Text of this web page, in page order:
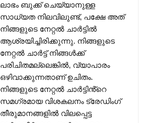
ലാഭം ബുക്ക് ചെയ്യാനുള്ള
സാധ്യത നിലവിലുണ്ട്, പക്ഷേ അത്
നിങ്ങളുടെ നേറ്റൽ ചാർട്ടിൽ
ആശ്രയിച്ചിരിക്കുന്നു. നിങ്ങളുടെ
നേറ്റൽ ചാർട്ട് നിങ്ങൾക്ക്
പരിചിതമല്ലെങ്കിൽ, വ്യാപാരം
ഒഴിവാക്കുന്നതാണ് ഉചിതം.
നിങ്ങളുടെ നേറ്റൽ ചാർട്ടിൻ്റെ
സമഗ്രമായ വിശകലനം ട്രേഡിംഗ്
തീരുമാനങ്ങളിൽ വിലപ്പെട്ട